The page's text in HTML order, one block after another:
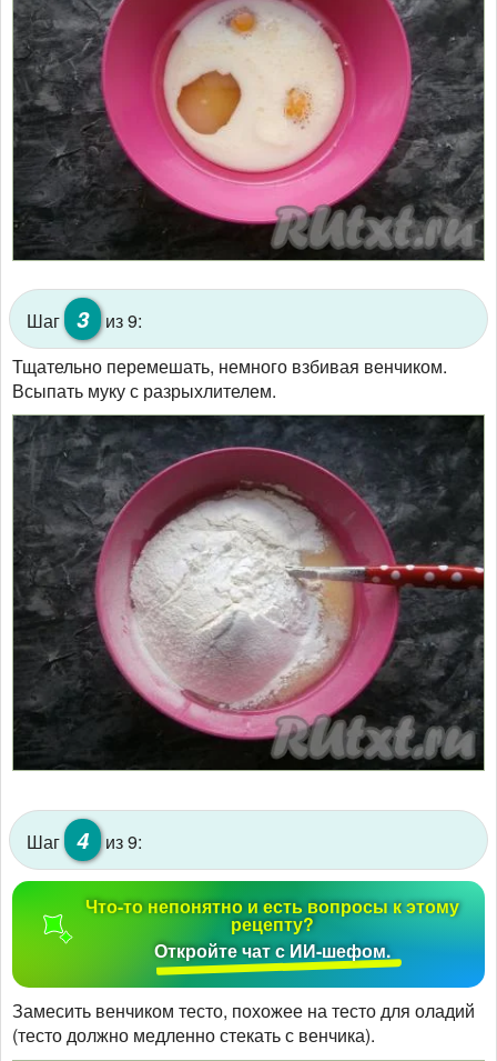
Шаг 3
из 9:
Тщательно перемешать, немного взбивая венчиком.
Всыпать муку с разрыхлителем.
Шаг 4 из 9:
Что-то непонятно и есть вопросы к этому
рецепту?
Откройте чат с ИИ-шефом.
Замесить венчиком тесто, похожее на тесто для оладий
(тесто должно медленно стекать с венчика).